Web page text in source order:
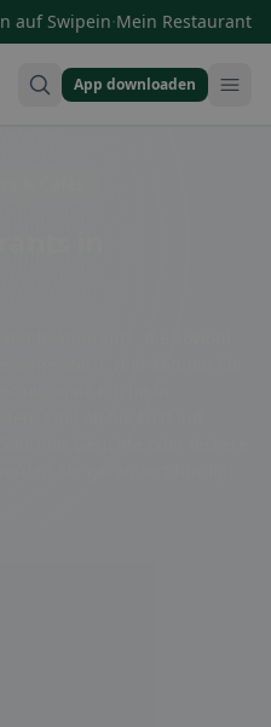
auf Swipein·Mein Restaurant
App downloaden
& Cafés